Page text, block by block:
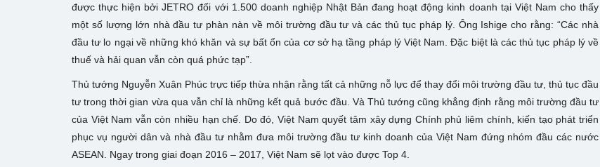
được thực hiện bởi JETRO đối với 1.500 doanh nghiệp Nhật Bản đang hoạt động kinh doanh tại Việt Nam cho thấy
một số lượng lớn nhà đầu tư phàn nàn về môi trường đầu tư và các thủ tục pháp lý. Ông Ishige cho rằng: “Các nhà
đầu tư lo ngại về những khó khăn và sự bất ổn của cơ sở hạ tầng pháp lý Việt Nam. Đặc biệt là các thủ tục pháp lý về
thuế và hải quan vẫn còn quá phức tạp”.
Thủ tướng Nguyễn Xuân Phúc trực tiếp thừa nhận rằng tất cả những nỗ lực để thay đổi môi trường đầu tư, thủ tục đầu
tư trong thời gian vừa qua vẫn chỉ là những kết quả bước đầu. Và Thủ tướng cũng khẳng định rằng môi trường đầu tư
của Việt Nam vẫn còn nhiều hạn chế. Do đó, Việt Nam quyết tâm xây dựng Chính phủ liêm chính, kiến tạo phát triển
phục vụ người dân và nhà đầu tư nhằm đưa môi trường đầu tư kinh doanh của Việt Nam đứng nhóm đầu các nước
ASEAN. Ngay trong giai đoạn 2016 – 2017, Việt Nam sẽ lọt vào được Top 4.